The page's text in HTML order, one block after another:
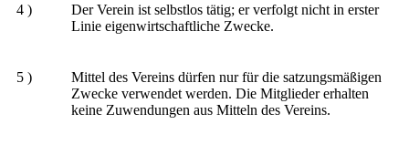
4 )
Der Verein ist selbstlos tätig; er verfolgt nicht in erster
Linie eigenwirtschaftliche Zwecke.
5 )
Mittel des Vereins dürfen nur für die satzungsmäßigen
Zwecke verwendet werden. Die Mitglieder erhalten
keine Zuwendungen aus Mitteln des Vereins.